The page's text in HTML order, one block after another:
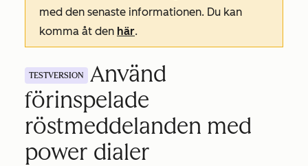
med den senaste informationen. Du kan
komma åt den här.
TESTVERSION
Använd
förinspelade
röstmeddelanden med
power dialer